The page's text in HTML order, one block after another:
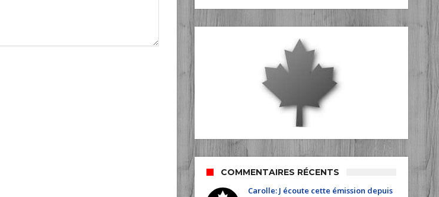
COMMENTAIRES RÉCENTS
Carolle: J écoute cette émission depuis